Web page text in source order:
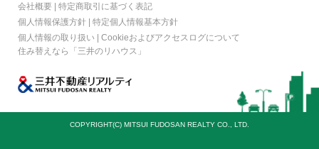
会社概要 | 特定商取引に基づく表記
個人情報保護方針 | 特定個人情報基本方針
個人情報の取り扱い | Cookieおよびアクセスログについて
住み替えなら
「三井のリハウス」
COPYRIGHT(C) MITSUI FUDOSAN REALTY CO., LTD.